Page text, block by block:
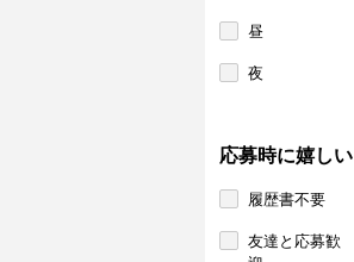
昼
夜
応募時に嬉しい
履歴書不要
友達と応募歓